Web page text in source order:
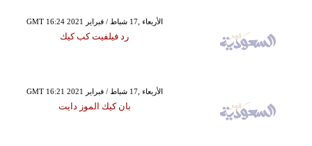
GMT 16:24 2021 الأربعاء ,17 شباط / فبراير
رد فيلفيت كب كيك
GMT 16:21 2021 الأربعاء ,17 شباط / فبراير
بان كيك الموز دايت